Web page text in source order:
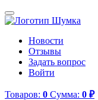
Новости
Отзывы
Задать вопрос
Войти
Товаров: 0 Сумма: 0 ₽